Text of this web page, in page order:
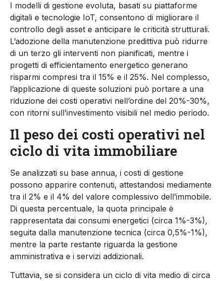
I modelli di gestione evoluta, basati su piattaforme
digitali e tecnologie IoT, consentono di migliorare il
controllo degli asset e anticipare le criticità strutturali.
L’adozione della manutenzione predittiva può ridurre
di un terzo gli interventi non pianificati, mentre i
progetti di efficientamento energetico generano
risparmi compresi tra il 15% e il 25%. Nel complesso,
l’applicazione di queste soluzioni può portare a una
riduzione dei costi operativi nell’ordine del 20%-30%,
con ritorni sull’investimento visibili nel medio periodo.
Il peso dei costi operativi nel
ciclo di vita immobiliare
Se analizzati su base annua, i costi di gestione
possono apparire contenuti, attestandosi mediamente
tra il 2% e il 4% del valore complessivo dell’immobile.
Di questa percentuale, la quota principale è
rappresentata dai consumi energetici (circa 1%-3%),
seguita dalla manutenzione tecnica (circa 0,5%-1%),
mentre la parte restante riguarda la gestione
amministrativa e i servizi addizionali.
Tuttavia, se si considera un ciclo di vita medio di circa